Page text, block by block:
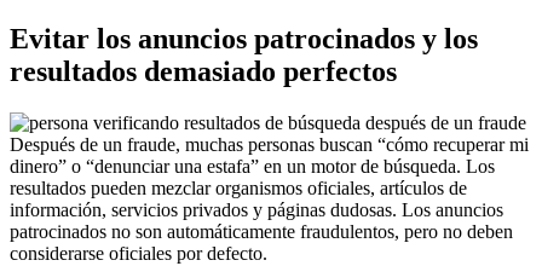
Evitar los anuncios patrocinados y los
resultados demasiado perfectos
Después de un fraude, muchas personas buscan “cómo recuperar mi
dinero” o “denunciar una estafa” en un motor de búsqueda. Los
resultados pueden mezclar organismos oficiales, artículos de
información, servicios privados y páginas dudosas. Los anuncios
patrocinados no son automáticamente fraudulentos, pero no deben
considerarse oficiales por defecto.